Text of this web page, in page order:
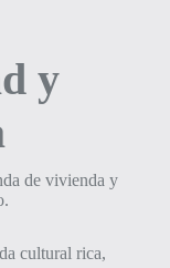
y
de vivienda y
cultural rica,